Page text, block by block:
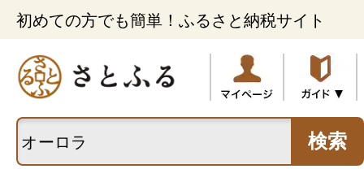
初めての方でも簡単！ふるさと納税サイト
検索